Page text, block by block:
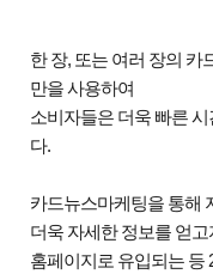
한 장, 또는 여러 장의 카
만을 사용하여
소비자들은 더욱 빠른
다.
카드뉴스마케팅을 통해
더욱 자세한 정보를 얻고
홈페이지로 유입되는 등